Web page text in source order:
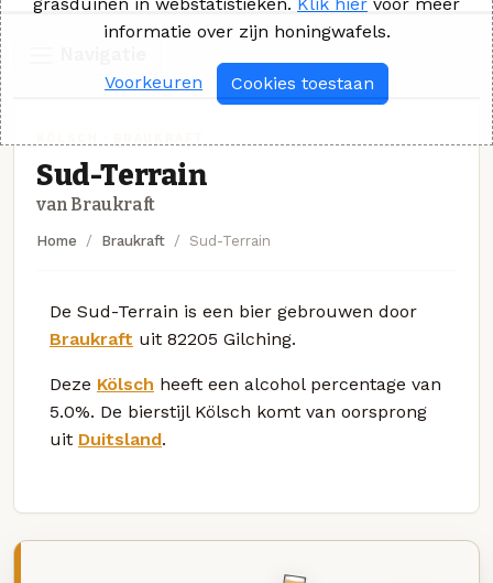
Sud-Terrain
van Braukraft
Home Braukraft Sud-Terrain
De Sud-Terrain is een bier gebrouwen door
Braukraft uit 82205 Gilching.
Deze Kölsch heeft een alcohol percentage van
5.0%. De bierstijl Kölsch komt van oorsprong
uit Duitsland.
informatie over zijn honingwafels.
Voorkeuren Cookies toestaan